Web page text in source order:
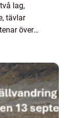
lag,
tävlar
över